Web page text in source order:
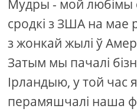
Мудры - мой любімы
сродкі з ЗША на мае
з жонкай жылі ў
Затым мы пачалі
Ірландыю, у той час
перамяшчалі наша